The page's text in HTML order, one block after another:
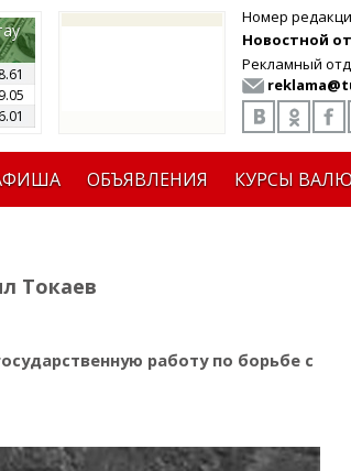
6.01
Номер
Новостной
Рекламный
ОБЪЯВЛЕНИЯ КУРСЫ
Токаев
работу по борьбе с